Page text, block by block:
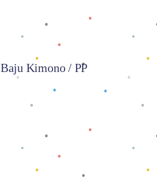
Baju Kimono / PP